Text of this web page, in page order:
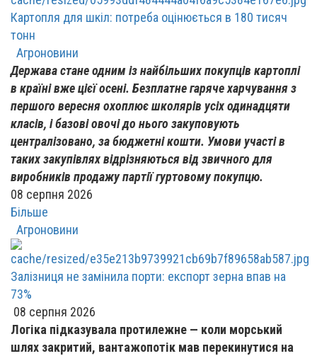
Картопля для шкіл: потреба оцінюється в 180 тисяч
тонн
Агроновини
Держава стане одним із найбільших покупців картоплі
в країні вже цієї осені. Безплатне гаряче харчування з
першого вересня охоплює школярів усіх одинадцяти
класів, і базові овочі до нього закуповують
централізовано, за бюджетні кошти. Умови участі в
таких закупівлях відрізняються від звичного для
виробників продажу партії гуртовому покупцю.
08 серпня 2026
Більше
Агроновини
Залізниця не замінила порти: експорт зерна впав на
73%
08 серпня 2026
Логіка підказувала протилежне — коли морський
шлях закритий, вантажопотік мав перекинутися на